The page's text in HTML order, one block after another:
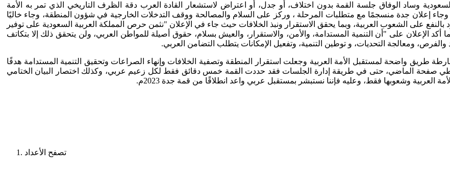
السعودية وساد الوفاق جلسة القمة بدون اختلاف، أو جدل، أو اعتراض لاستشعار القادة العرب دقة الظرف التاريخي الذي تمر به الأمة
وجاء إعلان جدة منسجمًا مع متطلبات المرحلة ، وركز على السلام والمصالحة ووقف التدخلات الخارجية في شؤون المنطقة، وجاء خاليًا
على الشعوب العربية، وبما يحقق الاستقرار ونبذ الخلافات حيث جاء في الإعلان "نثمن حرص المملكة العربية السعودية على توفير
أكد الإعلان على "أن التنمية المستدامة، والأمن، والاستقرار، والعيش بسلام، حقوق أصيلة للمواطن العربي، ولن يتحقق ذلك إلا بتكاتف
ومعالجة التحديات، و توطين التنمية، وتفعيل الإمكانات يتطلب التضامن العربي.
طريق واضحة لمستقبل الأمة العربية وجعلت استقرار المنطقة وتصفية الخلافات وإنهاء الصراعات وتحقيق التنمية المستدامة هدفًا
طي صفحة الماضي، حتى في طريقة إدارة الجلسات فقد حددت القمة خمس دقائق فقط لكل زعيم عربي، وكذلك اختصار البيان الختامي
تصفح الأعداد